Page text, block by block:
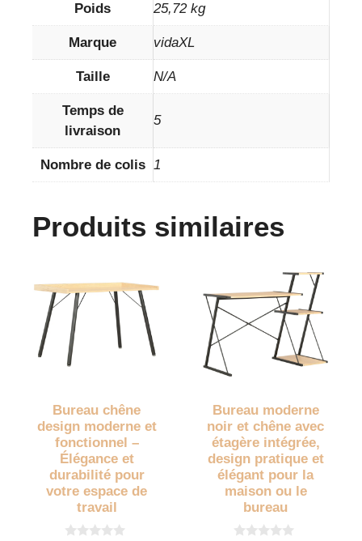
Poids 25,72 kg
Marque vidaXL
Taille N/A
Temps de
livraison
5
Nombre de colis 1
Produits similaires
Bureau chêne
design moderne et
fonctionnel –
Élégance et
durabilité pour
votre espace de
travail
Bureau moderne
noir et chêne avec
étagère intégrée,
design pratique et
élégant pour la
maison ou le
bureau